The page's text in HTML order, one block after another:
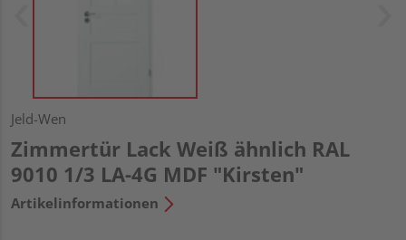
Jeld-Wen
Zimmertür Lack Weiß ähnlich RAL
9010 1/3 LA-4G MDF "Kirsten"
Artikelinformationen